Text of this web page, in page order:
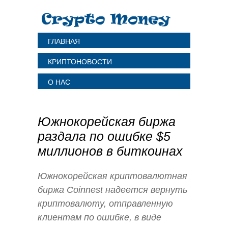
ГЛАВНАЯ
КРИПТОНОВОСТИ
О НАС
Южнокорейская биржа
раздала по ошибке $5
миллионов в биткоинах
Южнокорейская криптовалютная
биржа Coinnest надеется вернуть
криптовалюту, отправленную
клиентам по ошибке, в виде